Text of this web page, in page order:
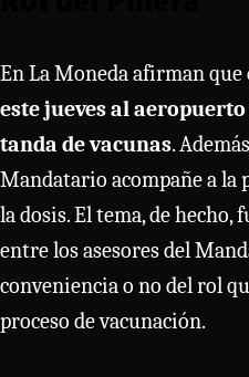
En La Moneda afirman que
este jueves al
tanda de vacunas.
Mandatario acompañe a la
la dosis. El tema, de hecho,
entre los asesores del
conveniencia o no del rol
proceso de vacunación.